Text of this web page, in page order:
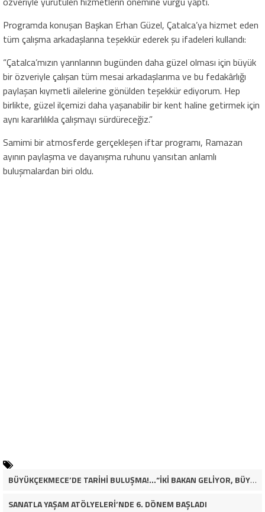
Programda konuşan Başkan Erhan Güzel, Çatalca’ya hizmet eden
tüm çalışma arkadaşlarına teşekkür ederek şu ifadeleri kullandı:
“Çatalca’mızın yarınlarının bugünden daha güzel olması için büyük
bir özveriyle çalışan tüm mesai arkadaşlarıma ve bu fedakârlığı
paylaşan kıymetli ailelerine gönülden teşekkür ediyorum. Hep
birlikte, güzel ilçemizi daha yaşanabilir bir kent haline getirmek için
aynı kararlılıkla çalışmayı sürdüreceğiz.”
Samimi bir atmosferde gerçekleşen iftar programı, Ramazan
ayının paylaşma ve dayanışma ruhunu yansıtan anlamlı
buluşmalardan biri oldu.
BÜYÜKÇEKMECE’DE TARİHİ BULUŞMA!…“İKİ BAKAN GELİYOR, BÜYÜKÇEKMECE’NİN ADLİYE KADERİ DEĞİŞECEK Mİ?”
SANATLA YAŞAM ATÖLYELERİ’NDE 6. DÖNEM BAŞLADI